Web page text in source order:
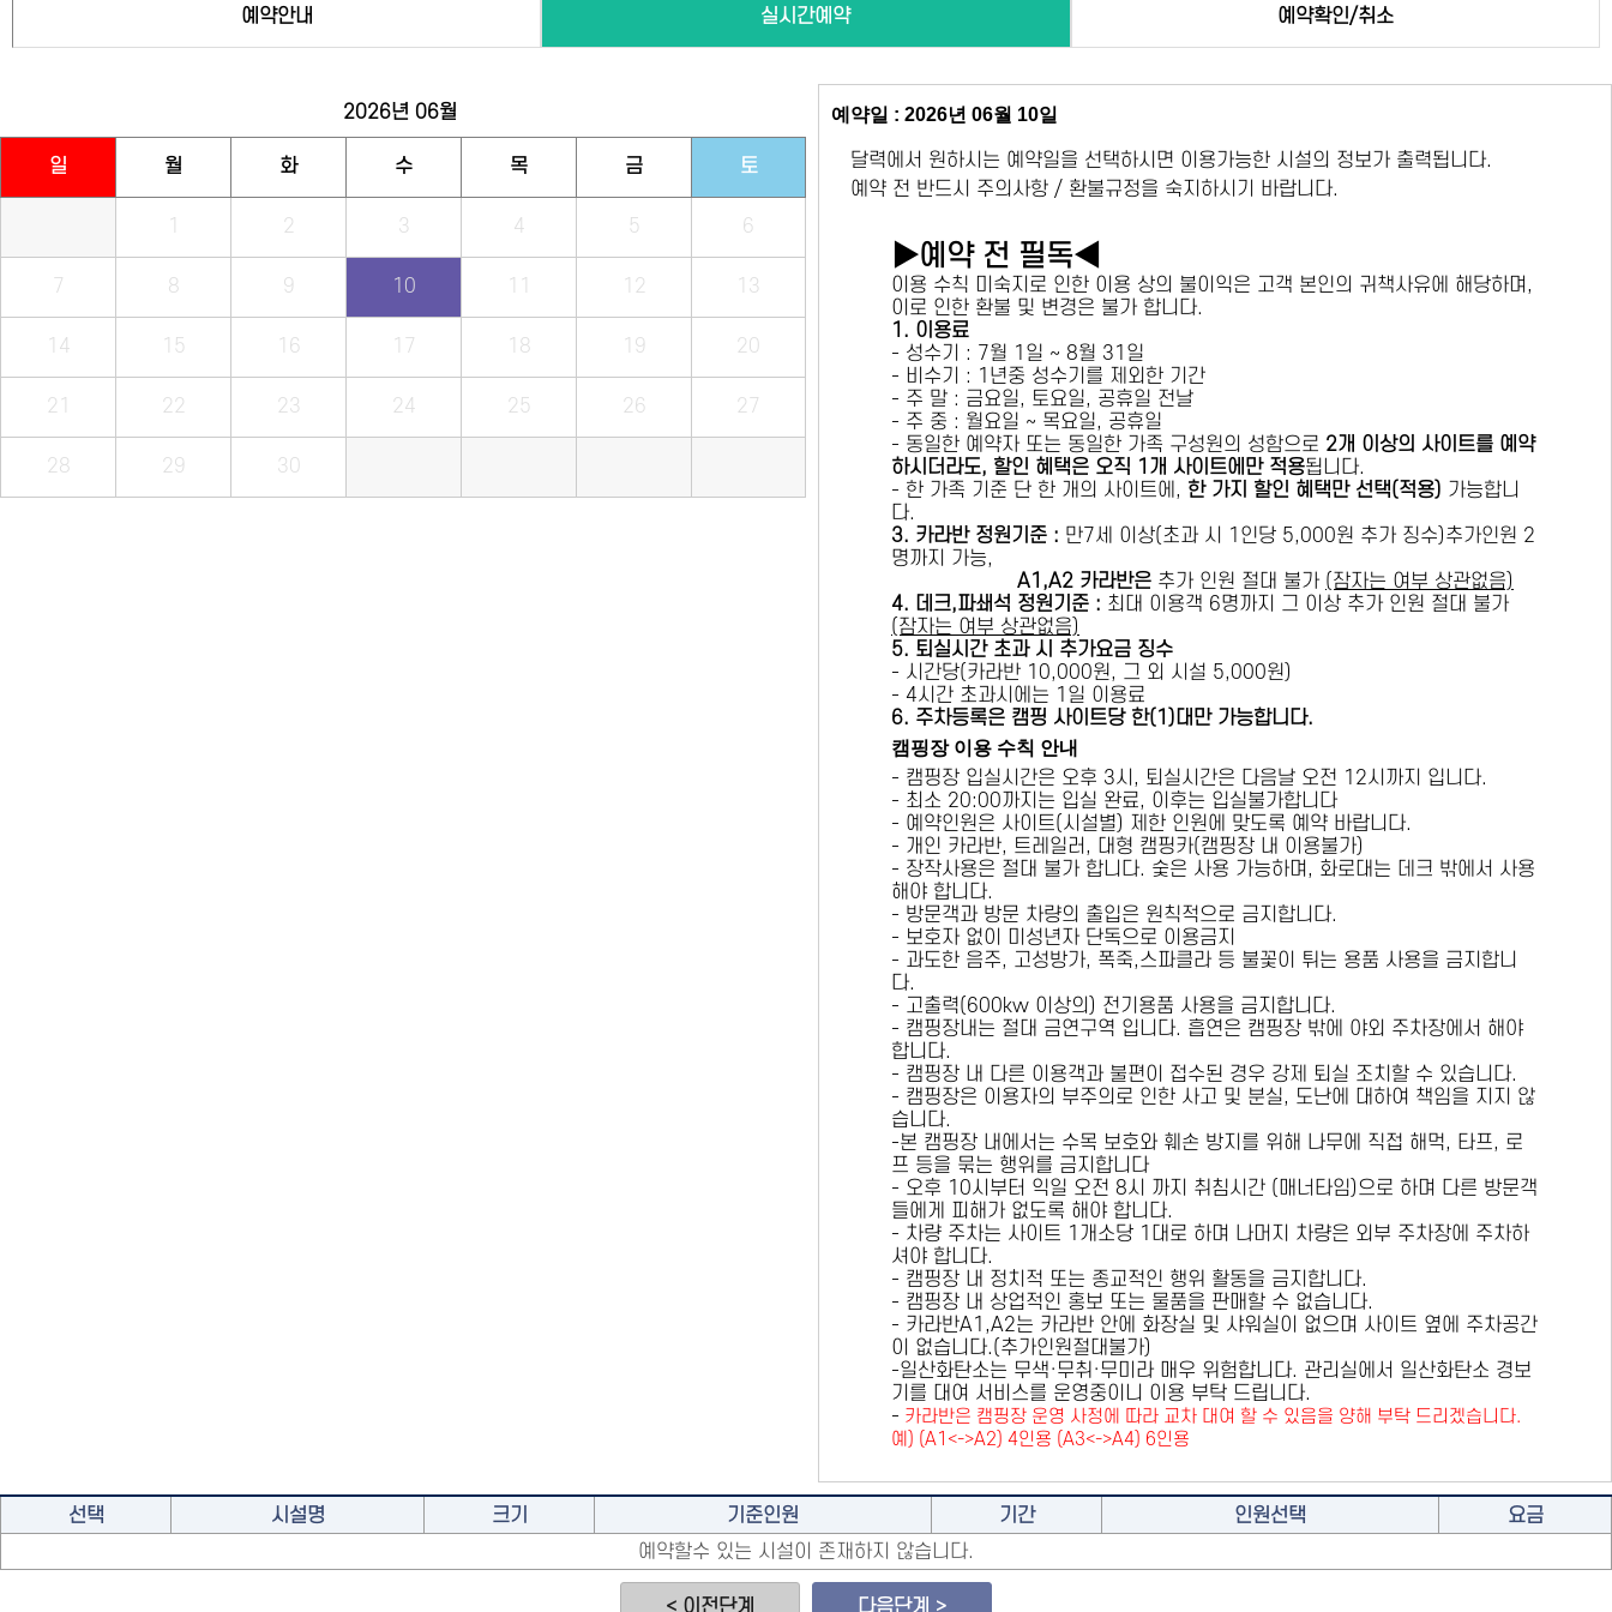
예약안내 실시간예약 예약확인/취소
2026년 06월
일 월 화 수 목 금 토
1 2 3 4 5 6
7 8 9 10 11 12 13
14 15 16 17 18 19 20
21 22 23 24 25 26 27
28 29 30
예약일 : 2026년 06월 10일
달력에서 원하시는 예약일을 선택하시면 이용가능한 시설의 정보가 출력됩니다.
예약 전 반드시 주의사항 / 환불규정을 숙지하시기 바랍니다.
▶예약 전 필독◀
이용 수칙 미숙지로 인한 이용 상의 불이익은 고객 본인의 귀책사유에 해당하며,
이로 인한 환불 및 변경은 불가 합니다.
1. 이용료
- 성수기 : 7월 1일 ~ 8월 31일
- 비수기 : 1년중 성수기를 제외한 기간
- 주 말 : 금요일, 토요일, 공휴일 전날
- 주 중 : 월요일 ~ 목요일, 공휴일
- 동일한 예약자 또는 동일한 가족 구성원의 성함으로 2개 이상의 사이트를 예약
하시더라도, 할인 혜택은 오직 1개 사이트에만 적용됩니다.
- 한 가족 기준 단 한 개의 사이트에, 한 가지 할인 혜택만 선택(적용) 가능합니
다.
3. 카라반 정원기준 : 만7세 이상(초과 시 1인당 5,000원 추가 징수)추가인원 2
명까지 가능,
A1,A2 카라반은 추가 인원 절대 불가 (잠자는 여부 상관없음)
4. 데크,파쇄석 정원기준 : ​최대 이용객 6명까지 그 이상 추가 인원 절대 불가
(잠자는 여부 상관없음)
5. 퇴실시간 초과 시 추가요금 징수
- 시간당(카라반 10,000원, 그 외 시설 5,000원)
- 4시간 초과시에는 1일 이용료
6. 주차등록은 캠핑 사이트당 한(1)대만 가능합니다.
캠핑장 이용 수칙 안내
- 캠핑장 입실시간은 오후 3시, 퇴실시간은 다음날 오전 12시까지 입니다.
- 최소 20:00까지는 입실 완료, 이후는 입실불가합니다
- 예약인원은 사이트(시설별) 제한 인원에 맞도록 예약 바랍니다.
- 개인 카라반, 트레일러, 대형 캠핑카(캠핑장 내 이용불가)
- 장작사용은 절대 불가 합니다. 숯은 사용 가능하며, 화로대는 데크 밖에서 사용
해야 합니다.
- 방문객과 방문 차량의 출입은 원칙적으로 금지합니다.
- 보호자 없이 미성년자 단독으로 이용금지
- 과도한 음주, 고성방가, 폭죽,스파클라 등 불꽃이 튀는 용품 사용을 금지합니
다.
- 고출력(600kw 이상의) 전기용품 사용을 금지합니다.
- 캠핑장내는 절대 금연구역 입니다. 흡연은 캠핑장 밖에 야외 주차장에서 해야
합니다.
- 캠핑장 내 다른 이용객과 불편이 접수된 경우 강제 퇴실 조치할 수 있습니다.
- 캠핑장은 이용자의 부주의로 인한 사고 및 분실, 도난에 대하여 책임을 지지 않
습니다.
-본 캠핑장 내에서는 수목 보호와 훼손 방지를 위해 나무에 직접 해먹, 타프, 로
프 등을 묶는 행위를 금지 합니다
- 오후 10시부터 익일 오전 8시 까지 취침시간 (매너타임)으로 하며 다른 방문객
들에게 피해가 없도록 해야 합니다.
- 차량 주차는 사이트 1개소당 1대로 하며 나머지 차량은 외부 주차장에 주차하
셔야 합니다.
- 캠핑장 내 정치적 또는 종교적인 행위 활동을 금지합니다.
- 캠핑장 내 상업적인 홍보 또는 물품을 판매할 수 없습니다.
- 카라반A1,A2는 카라반 안에 화장실 및 샤워실이 없으며 사이트 옆에 주차공간
이 없습니다.(추가인원절대불가)
-일산화탄소는 무색·무취·무미라 매우 위험합니다. 관리실에서 일산화탄소 경보
기를 대여 서비스를 운영중이니 이용 부탁 드립니다.
- 카라반은 캠핑장 운영 사정에 따라 교차 대여 할 수 있음을 양해 부탁 드리겠습니다.
예) (A1<->A2) 4인용 (A3<->A4) 6인용
선택 시설명 크기 기준인원 기간 인원선택
요금
예약할수 있는 시설이 존재하지 않습니다.
< 이전단계 다음단계 >